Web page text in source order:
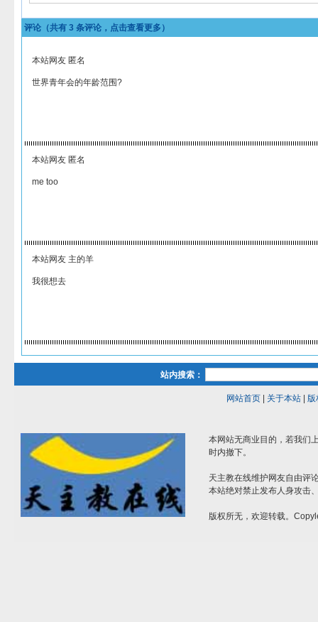
评论（共有 3 条评论，点击查看更多）
本站网友 匿名
世界青年会的年龄范围?
本站网友 匿名
me too
本站网友 主的羊
我很想去
站内搜索：
网站首页| 关于本站| 版
本网站无商业目的，若我们
时内撤下。
天主教在线维护网友自由评
本站绝对禁止发布人身攻击
版权所无，欢迎转载。